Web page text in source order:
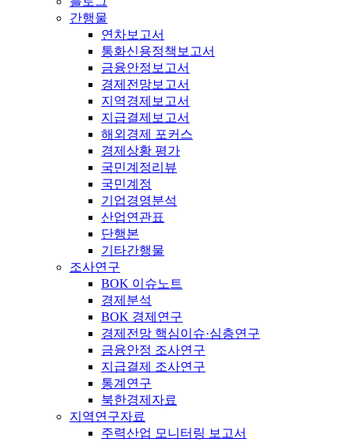
간행물
연차보고서
통화신용정책보고서
금융안정보고서
경제전망보고서
지역경제보고서
지급결제보고서
해외경제 포커스
경제상황 평가
국민계정리뷰
국민계정
기업경영분석
산업연관표
단행본
기타간행물
조사연구
BOK 이슈노트
경제분석
BOK 경제연구
경제전망 핵심이슈·심층연구
금융안정 조사연구
지급결제 조사연구
통계연구
북한경제자료
지역연구자료
주력산업 모니터링 보고서